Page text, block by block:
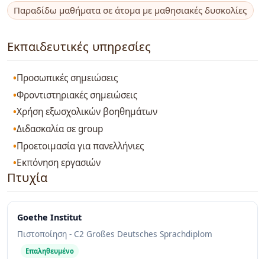
Παραδίδω μαθήματα σε άτομα με μαθησιακές δυσκολίες
Εκπαιδευτικές υπηρεσίες
Προσωπικές σημειώσεις
Φροντιστηριακές σημειώσεις
Χρήση εξωσχολικών βοηθημάτων
Διδασκαλία σε group
Προετοιμασία για πανελλήνιες
Εκπόνηση εργασιών
Πτυχία
Goethe Institut
Πιστοποίηση - C2 Großes Deutsches Sprachdiplom
Επαληθευμένο